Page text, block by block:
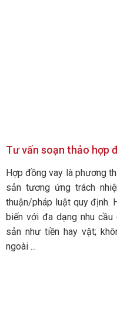
Tư vấn soạn thảo hợp
Hợp đồng vay là phương
sản tương ứng trách
thuận/pháp luật quy định.
biến với đa dạng nhu
sản như tiền hay vật;
ngoài ...